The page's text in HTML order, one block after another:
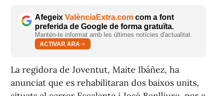
Afegeix ValènciaExtra.com com a font
preferida de Google de forma gratuïta.
Mantén-te informat amb les últimes notícies d'actualitat.
ACTIVAR ARA
La regidora de Joventut, Maite Ibáñez, ha
anunciat que es rehabilitaran dos baixos units,